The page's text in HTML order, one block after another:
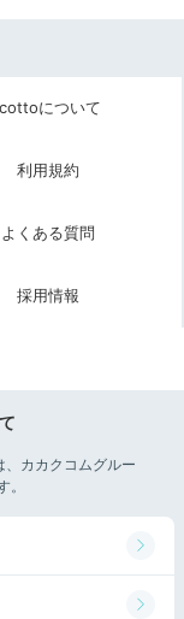
通り商店街」
名産を探して
について
利用規約
よくある質問
採用情報
カカクコムグルー